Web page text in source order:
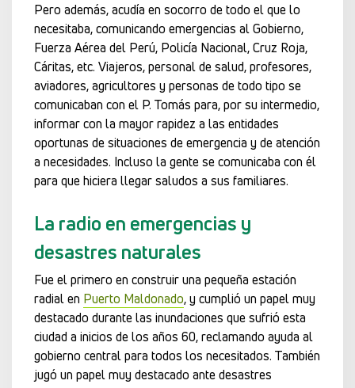
Pero además, acudía en socorro de todo el que lo
necesitaba, comunicando emergencias al Gobierno,
Fuerza Aérea del Perú, Policía Nacional, Cruz Roja,
Cáritas, etc. Viajeros, personal de salud, profesores,
aviadores, agricultores y personas de todo tipo se
comunicaban con el P. Tomás para, por su intermedio,
informar con la mayor rapidez a las entidades
oportunas de situaciones de emergencia y de atención
a necesidades. Incluso la gente se comunicaba con él
para que hiciera llegar saludos a sus familiares.
La radio en emergencias y
desastres naturales
Fue el primero en construir una pequeña estación
radial en Puerto Maldonado, y cumplió un papel muy
destacado durante las inundaciones que sufrió esta
ciudad a inicios de los años 60, reclamando ayuda al
gobierno central para todos los necesitados. También
jugó un papel muy destacado ante desastres